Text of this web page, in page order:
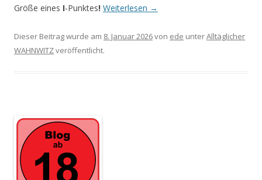
Größe eines I-Punktes! Weiterlesen →
Dieser Beitrag wurde am 8. Januar 2026von ede unterAlltäglicher
WAHNWITZveröffentlicht.